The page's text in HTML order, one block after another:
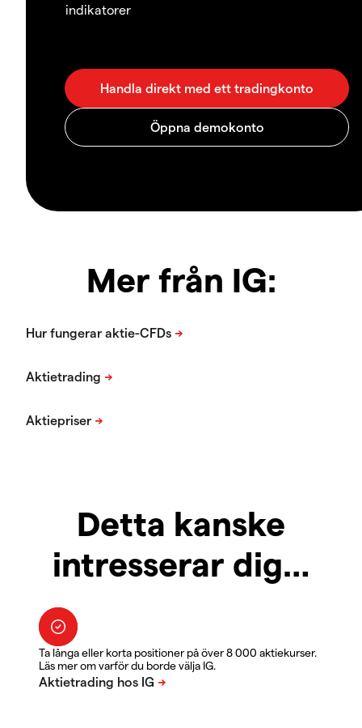
indikatorer
Mer från IG:
Detta kanske
intresserar dig…
Ta långa eller korta positioner på över 8 000 aktiekurser.
Läs mer om varför du borde välja IG.